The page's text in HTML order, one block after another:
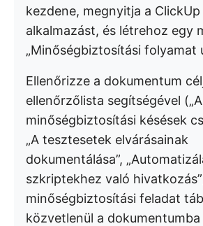
kezdene, megnyitja a
alkalmazást, és létrehoz egy
„Minőségbiztosítási folyamat
Ellenőrizze a dokumentum
ellenőrzőlista segítségével („A
minőségbiztosítási késések
„A tesztesetek elvárásainak
dokumentálása”,
szkriptekhez való
minőségbiztosítási feladat
közvetlenül a dokumentumba